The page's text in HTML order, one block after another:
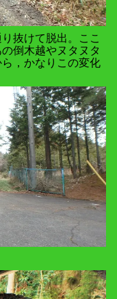
抜けて脱出。ここ
倒木越やヌタヌタ
，かなりこの変化